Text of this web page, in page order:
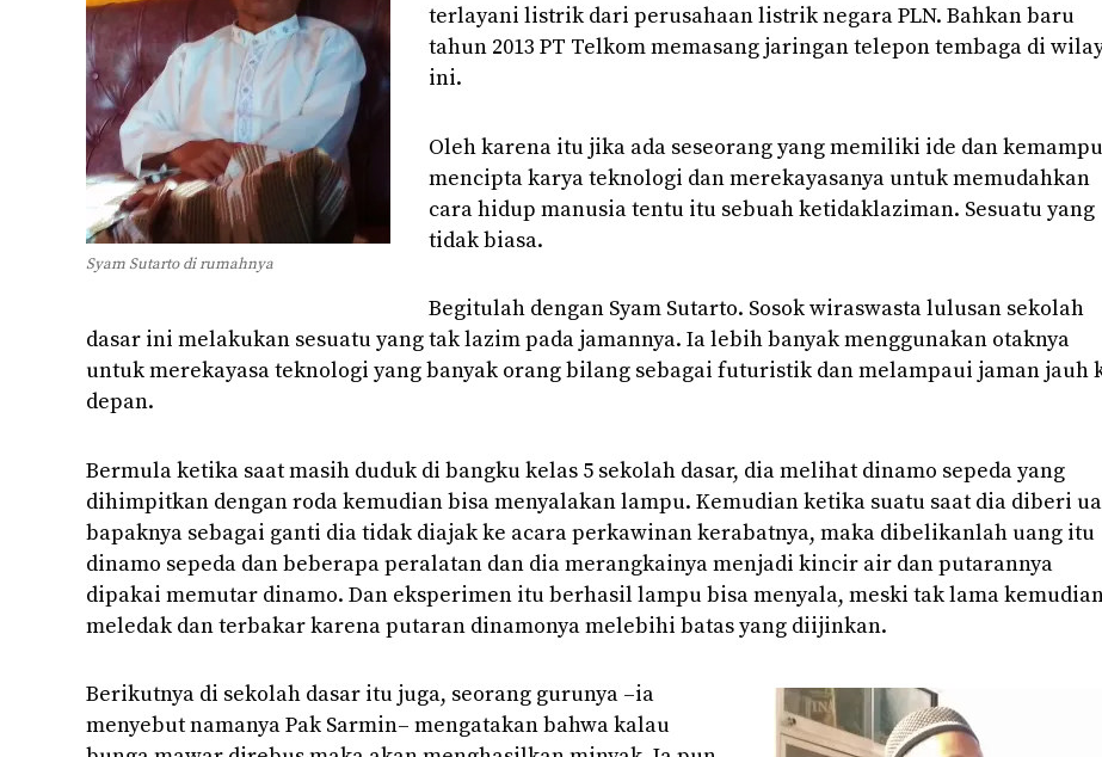
Syam Sutarto di rumahnya
terlayani listrik dari perusahaan listrik negara PLN. Bahkan baru
tahun 2013 PT Telkom memasang jaringan telepon tembaga di
ini.
Oleh karena itu jika ada seseorang yang memiliki ide dan
mencipta karya teknologi dan merekayasanya untuk memudahkan
cara hidup manusia tentu itu sebuah ketidaklaziman. Sesuatu yang
tidak biasa.
Begitulah dengan Syam Sutarto. Sosok wiraswasta lulusan sekolah
dasar ini melakukan sesuatu yang tak lazim pada jamannya. Ia lebih banyak menggunakan otaknya
untuk merekayasa teknologi yang banyak orang bilang sebagai futuristik dan melampaui jaman jauh
depan.
Bermula ketika saat masih duduk di bangku kelas 5 sekolah dasar, dia melihat dinamo sepeda yang
dihimpitkan dengan roda kemudian bisa menyalakan lampu. Kemudian ketika suatu saat dia diberi
bapaknya sebagai ganti dia tidak diajak ke acara perkawinan kerabatnya, maka dibelikanlah uang itu
dinamo sepeda dan beberapa peralatan dan dia merangkainya menjadi kincir air dan putarannya
dipakai memutar dinamo. Dan eksperimen itu berhasil lampu bisa menyala, meski tak lama
meledak dan terbakar karena putaran dinamonya melebihi batas yang diijinkan.
Berikutnya di sekolah dasar itu juga, seorang gurunya –ia
menyebut namanya Pak Sarmin– mengatakan bahwa kalau
---selamat datang di kawasan sukuh, Ngargoyoso dan Karanganyar----